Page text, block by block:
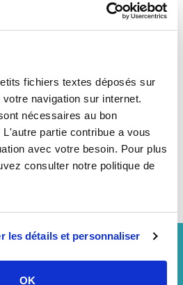
fichiers textes déposés sur
navigation sur internet.
nécessaires au bon
partie contribue a vous
avec votre besoin. Pour plus
consulter notre politique de
les détails et personnaliser
OK
Thermador tri 400V